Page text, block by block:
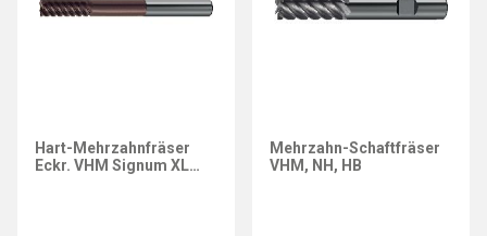
Hart-Mehrzahnfräser
Eckr. VHM Signum XL
Mehrzahn-Schaftfräser
VHM, NH, HB